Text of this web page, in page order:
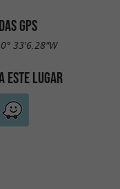
GPS
33'6.28"W
ESTE LUGAR